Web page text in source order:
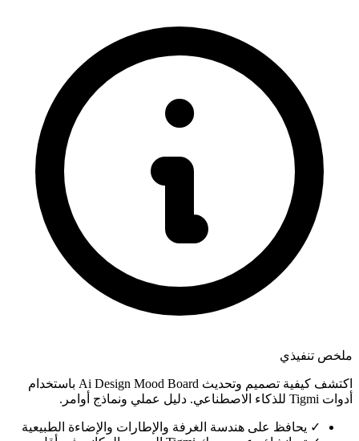
ملخص تنفيذي
اكتشف كيفية تصميم وتحديث Ai Design Mood Board باستخدام
أدوات Tigmi للذكاء الاصطناعي. دليل عملي ونماذج أوامر.
✓ يحافظ على هندسة الغرفة والإطارات والإضاءة الطبيعية